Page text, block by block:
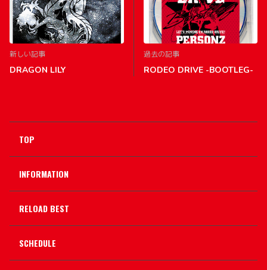
新しい記事
DRAGON LILY
過去の記事
RODEO DRIVE -BOOTLEG-
TOP
INFORMATION
RELOAD BEST
SCHEDULE